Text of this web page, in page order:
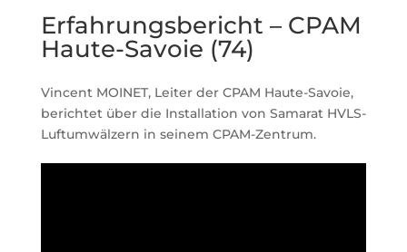
Erfahrungsbericht – CPAM
Haute-Savoie (74)
Vincent MOINET, Leiter der CPAM Haute-Savoie,
berichtet über die Installation von Samarat HVLS-
Luftumwälzern in seinem CPAM-Zentrum.